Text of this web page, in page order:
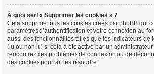
À quoi sert « Supprimer les cookies » ?
Cela supprime tous les cookies créés par phpBB qui
paramètres d’authentification et votre connexion au
aussi des fonctionnalités telles que les indicateurs de
(lu ou non lu) si cela a été activé par un
rencontrez des problèmes de connexion ou de
des cookies pourrait les résoudre.